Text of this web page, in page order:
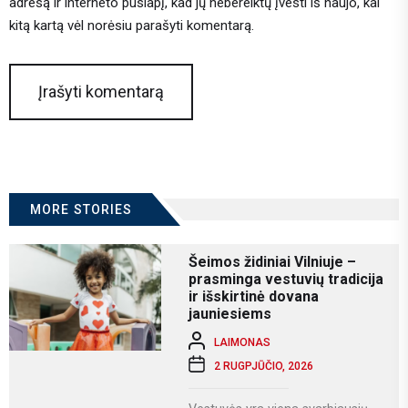
kitą kartą vėl norėsiu parašyti komentarą.
MORE STORIES
Šeimos židiniai Vilniuje –
prasminga vestuvių tradicija
ir išskirtinė dovana
jauniesiems
LAIMONAS
2 RUGPJŪČIO, 2026